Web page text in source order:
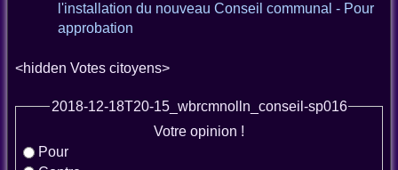
l'installation du nouveau Conseil communal - Pour
approbation
<hidden Votes citoyens>
2018-12-18T20-15_wbrcmnolln_conseil-sp016
Votre opinion !
Pour